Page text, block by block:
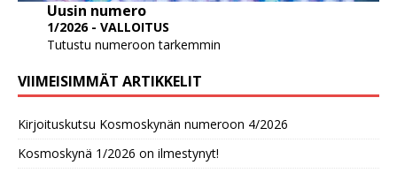
Uusin numero
1/2026 - VALLOITUS
Tutustu numeroon tarkemmin
VIIMEISIMMÄT ARTIKKELIT
Kirjoituskutsu Kosmoskynän numeroon 4/2026
Kosmoskynä 1/2026 on ilmestynyt!